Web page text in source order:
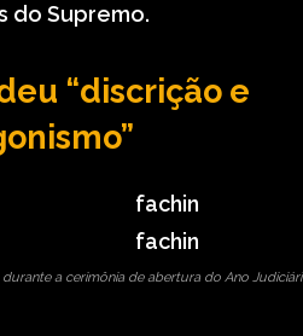
do Supremo.
“discrição e
durante a cerimônia de abertura do Ano